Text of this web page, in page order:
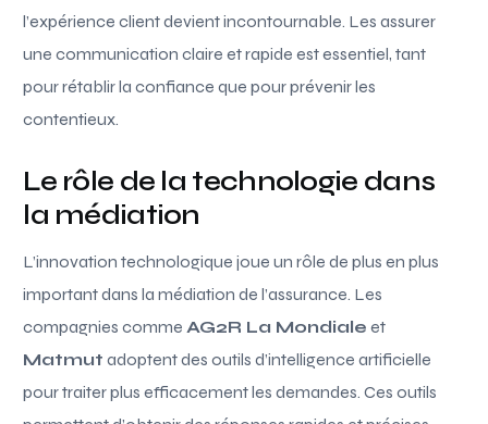
l’expérience client devient incontournable. Les assurer
une communication claire et rapide est essentiel, tant
pour rétablir la confiance que pour prévenir les
contentieux.
Le rôle de la technologie dans
la médiation
L’innovation technologique joue un rôle de plus en plus
important dans la médiation de l’assurance. Les
compagnies comme AG2R La Mondiale et
Matmut adoptent des outils d’intelligence artificielle
pour traiter plus efficacement les demandes. Ces outils